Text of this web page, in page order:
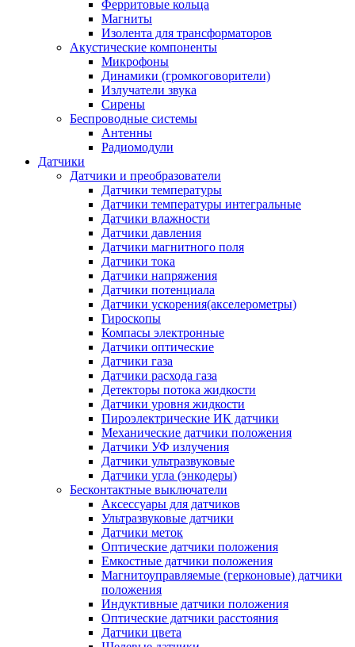
Ферритовые кольца
Магниты
Изолента для трансформаторов
Акустические компоненты
Микрофоны
Динамики (громкоговорители)
Излучатели звука
Сирены
Беспроводные системы
Антенны
Радиомодули
Датчики
Датчики и преобразователи
Датчики температуры
Датчики температуры интегральные
Датчики влажности
Датчики давления
Датчики магнитного поля
Датчики тока
Датчики напряжения
Датчики потенциала
Датчики ускорения(акселерометры)
Гироскопы
Компасы электронные
Датчики оптические
Датчики газа
Датчики расхода газа
Детекторы потока жидкости
Датчики уровня жидкости
Пироэлектрические ИК датчики
Механические датчики положения
Датчики УФ излучения
Датчики ультразвуковые
Датчики угла (энкодеры)
Бесконтактные выключатели
Аксессуары для датчиков
Ультразвуковые датчики
Датчики меток
Оптические датчики положения
Емкостные датчики положения
Магнитоуправляемые (герконовые) датчики
положения
Индуктивные датчики положения
Оптические датчики расстояния
Датчики цвета